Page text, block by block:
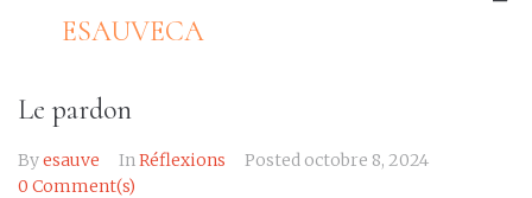
ESAUVECA
Le pardon
Byesauve InRéflexions Posted octobre 8, 2024
0 Comment(s)